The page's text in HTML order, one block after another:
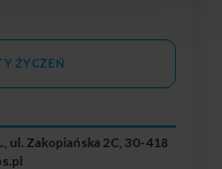
ŻYCZEŃ
ul. Zakopiańska 2C, 30-418